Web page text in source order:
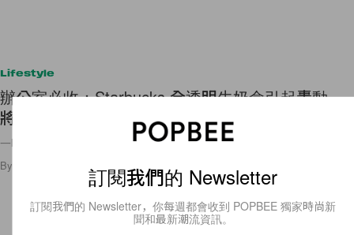
Lifestyle
辦公室必收：Starbucks 全透明牛奶盒引起轟動，
將是下一個爆款商品？
一曝光已經令廣大上班族好想買回去放在辦公桌上了！
By 訂閱我們的 Newsletter
訂閱我們的 Newsletter，你每週都會收到 POPBEE 獨家時尚新
聞和最新潮流資訊。